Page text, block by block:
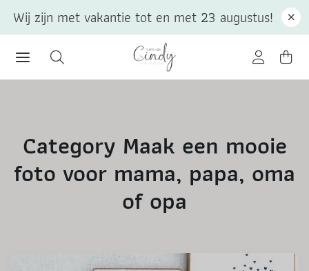
Category Maak een mooie
foto voor mama, papa, oma
of opa
Wij zijn met vakantie tot en met 23 augustus!